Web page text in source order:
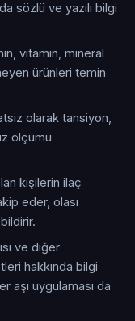
sözlü ve yazılı bilgi
vitamin, mineral
ürünleri temin
olarak tansiyon,
ölçümü
kişilerin ilaç
eder, olası
ve diğer
hakkında bilgi
aşı uygulaması da